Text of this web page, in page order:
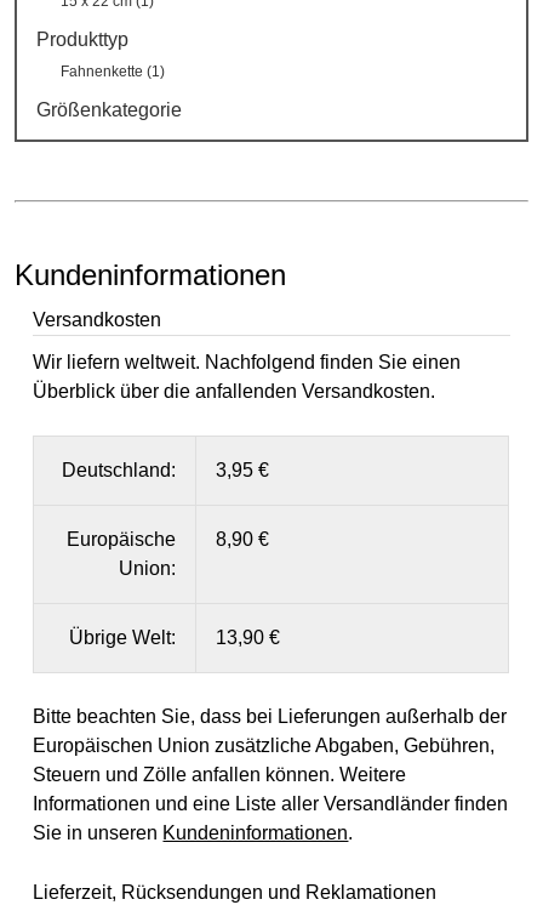
Produkttyp
Fahnenkette (1)
Größenkategorie
Kundeninformationen
Versandkosten
Wir liefern weltweit. Nachfolgend finden Sie einen
Überblick über die anfallenden Versandkosten.
Deutschland: 3,95 €
Europäische
Union:
8,90 €
Übrige Welt: 13,90 €
Bitte beachten Sie, dass bei Lieferungen außerhalb der
Europäischen Union zusätzliche Abgaben, Gebühren,
Steuern und Zölle anfallen können. Weitere
Informationen und eine Liste aller Versandländer finden
Sie in unseren Kundeninformationen.
Lieferzeit, Rücksendungen und Reklamationen